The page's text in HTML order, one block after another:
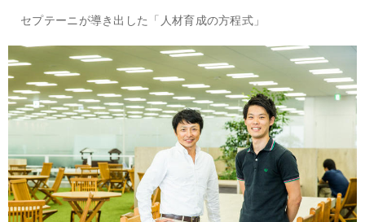
セプテーニが導き出した「人材育成の方程式」